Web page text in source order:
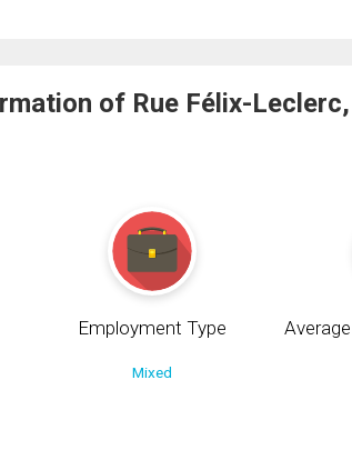
of Rue Félix-
Employment Type
Mixed